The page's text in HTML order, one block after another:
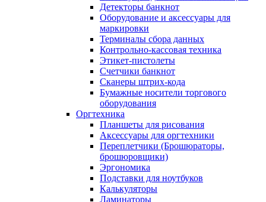
Детекторы банкнот
Оборудование и аксессуары для
маркировки
Терминалы сбора данных
Контрольно-кассовая техника
Этикет-пистолеты
Счетчики банкнот
Сканеры штрих-кода
Бумажные носители торгового
оборудования
Оргтехника
Планшеты для рисования
Аксессуары для оргтехники
Переплетчики (Брошюраторы,
брошюровщики)
Эргономика
Подставки для ноутбуков
Калькуляторы
Ламинаторы